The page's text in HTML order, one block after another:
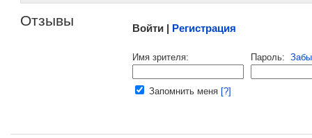
Отзывы Войти | Регистрация
Имя зрителя: Пароль:
Запомнить меня [?]